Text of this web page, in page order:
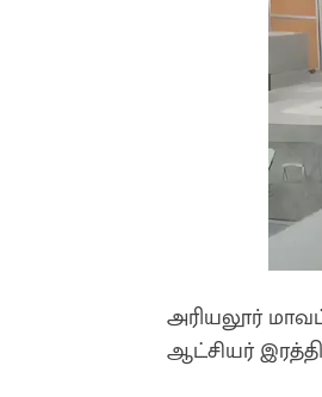
அரியலூர்
ஆட்சியர்